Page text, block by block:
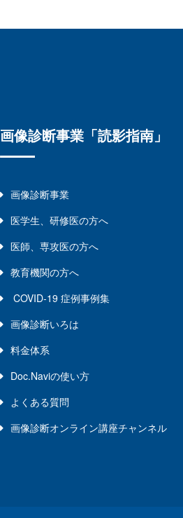
画像診断事業「読影指南」
画像診断事業
医学生、研修医の方へ
医師、専攻医の方へ
教育機関の方へ
COVID-19 症例事例集
画像診断いろは
料金体系
Doc.naviの使い方
よくある質問
画像診断オンライン講座チャンネル